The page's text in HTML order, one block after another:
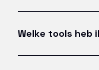
Welke tools heb